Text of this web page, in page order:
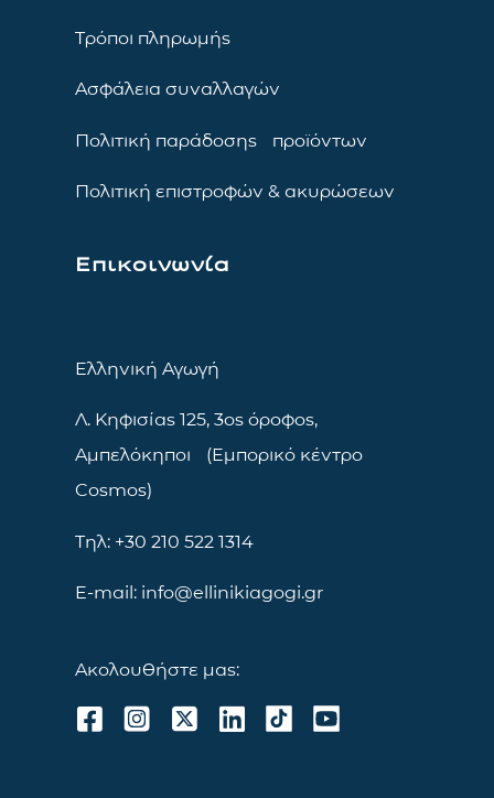
Τρόποι πληρωμής
Ασφάλεια συναλλαγών
Πολιτική παράδοσης προϊόντων
Πολιτική επιστροφών & ακυρώσεων
Επικοινωνία
Ελληνική Αγωγή
Λ. Κηφισίας 125, 3ος όροφος,
Αμπελόκηποι (Εμπορικό κέντρο
Cosmos)
Τηλ: +30 210 522 1314
E-mail: info@ellinikiagogi.gr
Ακολουθήστε μας: